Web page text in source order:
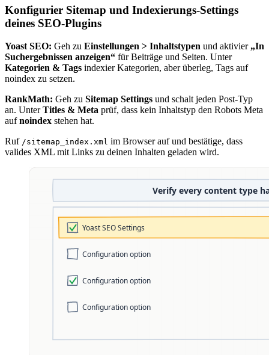
Konfigurier Sitemap und Indexierungs-Settings
deines SEO-Plugins
Yoast SEO: Geh zu Einstellungen > Inhaltstypen und aktivier „In
Suchergebnissen anzeigen“ für Beiträge und Seiten. Unter
Kategorien & Tags indexier Kategorien, aber überleg, Tags auf
noindex zu setzen.
RankMath: Geh zu Sitemap Settings und schalt jeden Post-Typ
an. UnterTitles & Meta prüf, dass kein Inhaltstyp den Robots Meta
aufnoindex stehen hat.
Ruf /sitemap_index.xml im Browser auf und bestätige, dass
valides XML mit Links zu deinen Inhalten geladen wird.